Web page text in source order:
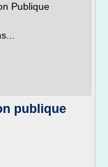
Publique
publique